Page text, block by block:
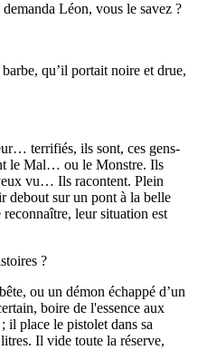
Léon, vous le savez ?
qu’il portait noire et drue,
terrifiés, ils sont, ces gens-
le Mal… ou le Monstre. Ils
vu… Ils racontent. Plein
debout sur un pont à la belle
leur situation est
?
ou un démon échappé d’un
boire de l'essence aux
il place le pistolet dans sa
Il vide toute la réserve,